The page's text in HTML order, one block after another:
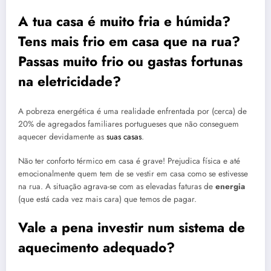
A tua casa é muito fria e húmida?
Tens mais frio em casa que na rua?
Passas muito frio ou gastas fortunas
na eletricidade?
A pobreza energética é uma realidade enfrentada por (cerca) de
20% de agregados familiares portugueses que não conseguem
aquecer devidamente as suas casas.
Não ter conforto térmico em casa é grave! Prejudica física e até
emocionalmente quem tem de se vestir em casa como se estivesse
na rua. A situação agrava-se com as elevadas faturas de energia
(que está cada vez mais cara) que temos de pagar.
Vale a pena investir num sistema de
aquecimento adequado?